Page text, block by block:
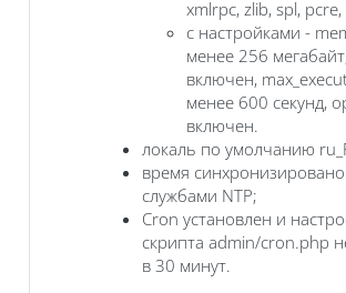
xmlrpc, zlib, spl,
с настройками -
менее 256
включен,
менее 600 секунд,
включен.
локаль по умолчанию
время
службами NTP;
Cron установлен и
скрипта admin/cron.php
в 30 минут.